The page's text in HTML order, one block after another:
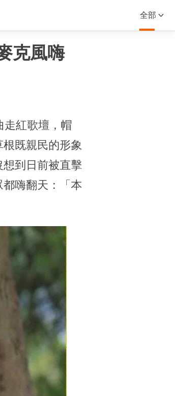
全部
克風嗨
走紅歌壇，帽
既親民的形象
到日前被直擊
嗨翻天：「本